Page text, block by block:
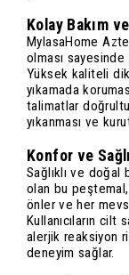
Kolay Bakım
MylasaHome
olması
Yüksek kaliteli
yıkamada
talimatlar
yıkanması ve
Konfor ve
Sağlıklı ve
olan bu
önler ve her
Kullanıcıların cilt
alerjik reaksiyon
deneyim sağlar.